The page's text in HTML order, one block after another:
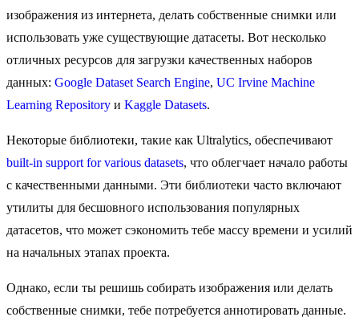
изображения из интернета, делать собственные снимки или
использовать уже существующие датасеты. Вот несколько
отличных ресурсов для загрузки качественных наборов
данных: Google Dataset Search Engine, UC Irvine Machine
Learning Repository и Kaggle Datasets.
Некоторые библиотеки, такие как Ultralytics, обеспечивают
built-in support for various datasets, что облегчает начало работы
с качественными данными. Эти библиотеки часто включают
утилиты для бесшовного использования популярных
датасетов, что может сэкономить тебе массу времени и усилий
на начальных этапах проекта.
Однако, если ты решишь собирать изображения или делать
собственные снимки, тебе потребуется аннотировать данные.